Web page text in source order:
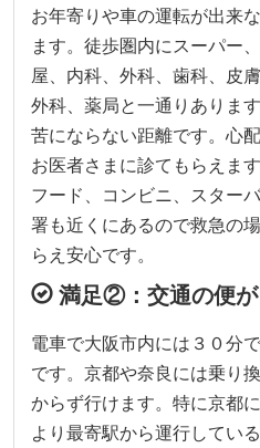
お年寄りや車の運転が出来
ます。徒歩圏内にスーパー
屋、内科、外科、歯科、皮
外科、薬局と一通りありま
苦にならない距離です。心
お医者さまに診てもらえま
フード、コンビニ、スター
署も近くにあるので救急の
らえ安心です。
満足②：交通の便
電車で大阪市内には３０分
です。京都や奈良には乗り
からず行けます。特に京都
より最寄駅から運行してい